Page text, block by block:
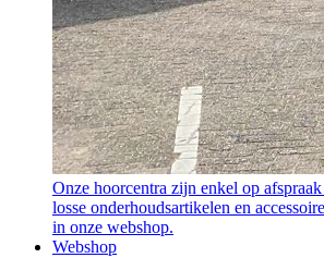
Onze hoorcentra zijn enkel op
losse onderhoudsartikelen en
in onze webshop.
Webshop